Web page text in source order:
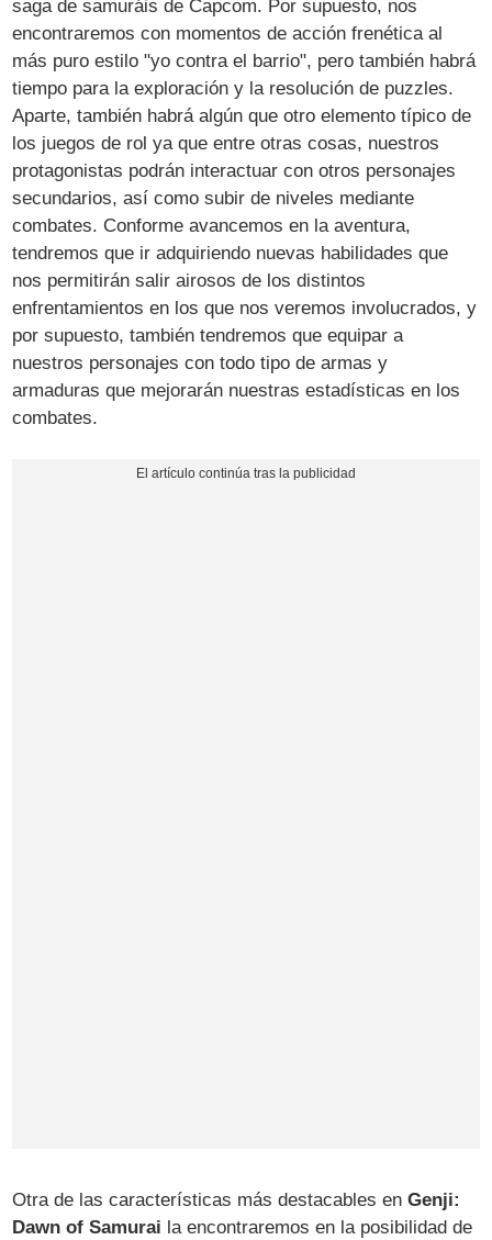
saga de samuráis de Capcom. Por supuesto, nos
encontraremos con momentos de acción frenética al
más puro estilo "yo contra el barrio", pero también habrá
tiempo para la exploración y la resolución de puzzles.
Aparte, también habrá algún que otro elemento típico de
los juegos de rol ya que entre otras cosas, nuestros
protagonistas podrán interactuar con otros personajes
secundarios, así como subir de niveles mediante
combates. Conforme avancemos en la aventura,
tendremos que ir adquiriendo nuevas habilidades que
nos permitirán salir airosos de los distintos
enfrentamientos en los que nos veremos involucrados, y
por supuesto, también tendremos que equipar a
nuestros personajes con todo tipo de armas y
armaduras que mejorarán nuestras estadísticas en los
combates.
Otra de las características más destacables enGenji:
Dawn of Samurai la encontraremos en la posibilidad de